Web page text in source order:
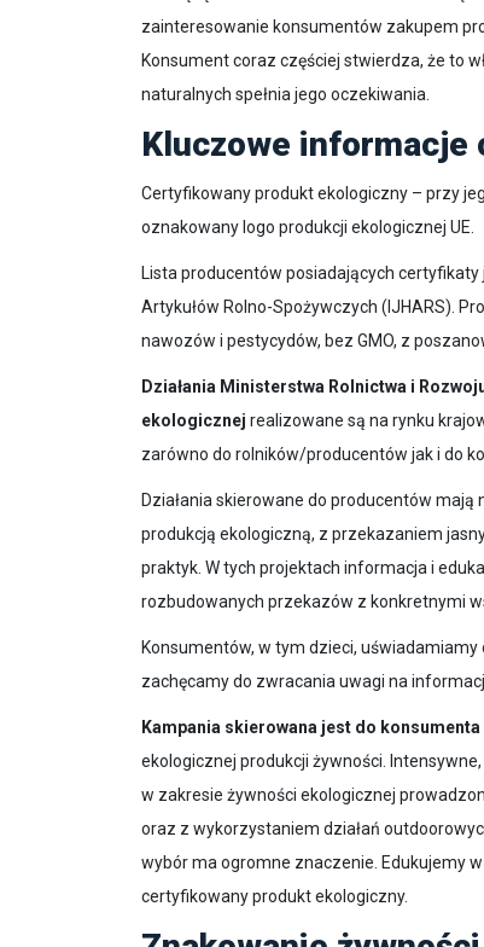
zainteresowanie konsumentów zakupem
Konsument coraz częściej stwierdza, że to
naturalnych spełnia jego oczekiwania.
Kluczowe informacje
Certyfikowany produkt ekologiczny – przy
oznakowany logo produkcji ekologicznej UE.
Lista producentów posiadających
Artykułów Rolno-Spożywczych (IJHARS).
nawozów i pestycydów, bez GMO, z
Działania Ministerstwa Rolnictwa i
ekologicznej realizowane są na rynku
zarówno do rolników/producentów jak i do
Działania skierowane do producentów
produkcją ekologiczną, z przekazaniem
praktyk. W tych projektach informacja i
rozbudowanych przekazów z konkretnymi
Konsumentów, w tym dzieci,
zachęcamy do zwracania uwagi na
Kampania skierowana jest do
ekologicznej produkcji żywności.
w zakresie żywności ekologicznej
oraz z wykorzystaniem działań
wybór ma ogromne znaczenie. Edukujemy
certyfikowany produkt ekologiczny.